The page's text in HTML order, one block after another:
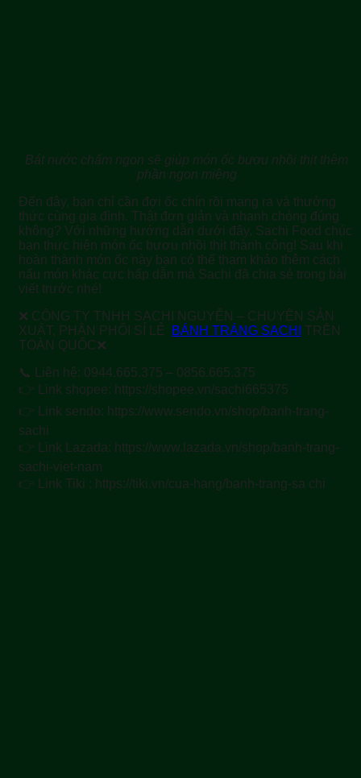
Bát nước chấm ngon sẽ giúp món ốc bươu nhồi thịt thêm
phần ngon miệng
Đến đây, bạn chỉ cần đợi ốc chín rồi mang ra và thưởng
thức cùng gia đình. Thật đơn giản và nhanh chóng đúng
không? Với những hướng dẫn dưới đây, Sachi Food chúc
bạn thực hiện món ốc bươu nhồi thịt thành công! Sau khi
hoàn thành món ốc này bạn có thể tham khảo thêm cách
nấu món khác cực hấp dẫn mà Sachi đã chia sẻ trong bài
viết trước nhé!
❌ CÔNG TY TNHH SACHI NGUYỄN – CHUYÊN SẢN
XUẤT, PHÂN PHỐI SỈ LẺ
BÁNH TRÁNG SACHI
TRÊN
TOÀN QUỐC❌
📞 Liên hệ: 0944.665.375 – 0856.665.375
👉 Link shopee: https://shopee.vn/sachi665375
👉 Link sendo: https://www.sendo.vn/shop/banh-trang-
sachi
👉 Link Lazada: https://www.lazada.vn/shop/banh-trang-
sachi-viet-nam
👉 Link Tiki : https://tiki.vn/cua-hang/banh-trang-sa chi